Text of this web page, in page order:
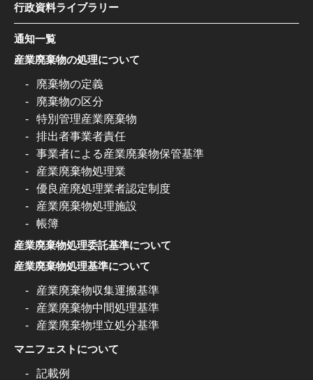
行政資料ライブラリー
通知一覧
産業廃棄物の処理について
廃棄物の定義
廃棄物の区分
特別管理産業廃棄物
排出者事業者責任
事業者による産業廃棄物保管基準
産業廃棄物処理業
優良産廃処理業者認定制度
産業廃棄物処理施設
帳簿
産業廃棄物処理委託基準について
産業廃棄物処理基準について
産業廃棄物収集運搬基準
産業廃棄物中間処理基準
産業廃棄物埋立処分基準
マニフェストについて
記載例